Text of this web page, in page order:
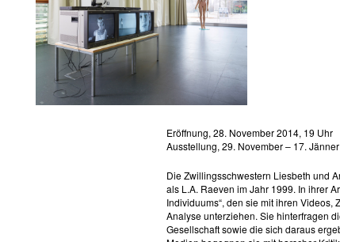
Eröffnung, 28. November 2014, 19 Uhr
Ausstellung, 29. November – 17.
Die Zwillingsschwestern Liesbeth und
als L.A. Raeven im Jahr 1999. In ihrer
Individuums“, den sie mit ihren
Analyse unterziehen. Sie hinterfragen
Gesellschaft sowie die sich daraus